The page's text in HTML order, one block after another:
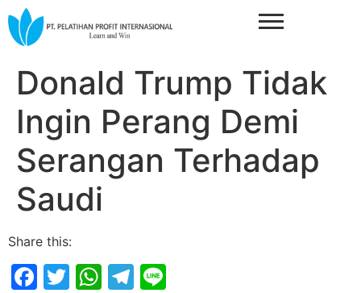
Donald Trump Tidak
Ingin Perang Demi
Serangan Terhadap
Saudi
Share this:
Facebook
Twitter
WhatsApp
Telegram